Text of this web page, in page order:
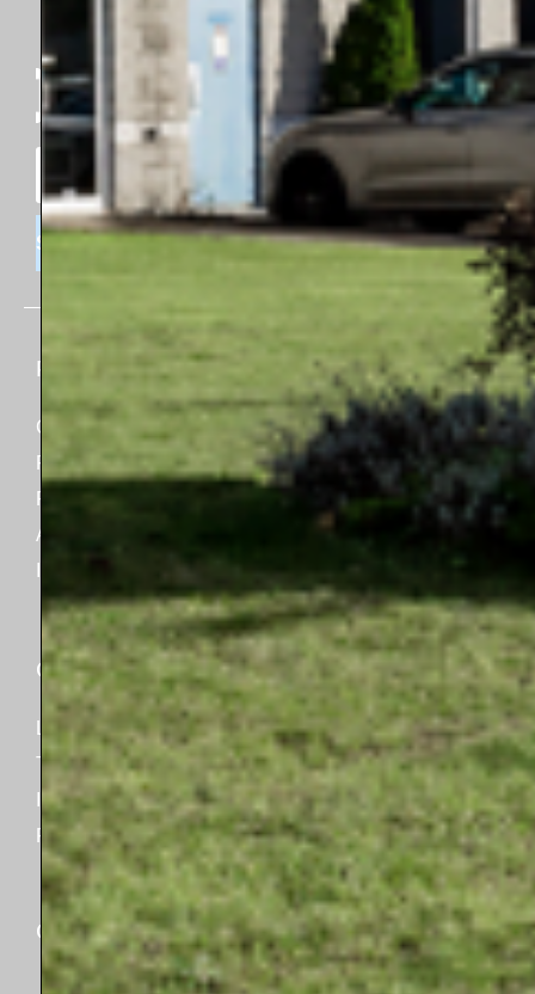
S'INSCRIRE
Produits
CVC
Plomberie
Paquet
Accessoires
Connaissances
A propos de
Evénements
Articles
Catalogues
Ligne de produits
Tableau de comparaison
Industrie
Fiche technique
Contact
Soutien
Marché de l'après-vente
Suivre ma commande
Garantie
Certifications